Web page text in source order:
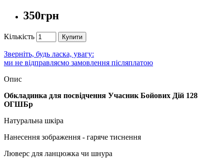
350грн
Кількість Купити
Зверніть, будь ласка, увагу:
ми не відправляємо замовлення післяплатою
Опис
Обкладинка для посвідчення Учасник Бойових Дій 128
ОГШБр
Натуральна шкіра
Нанесення зображення - гаряче тиснення
Люверс для ланцюжка чи шнура